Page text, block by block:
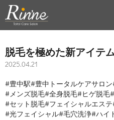
脱毛を極めた新アイテ
2025.04.21
#豊中駅#豊中トータルケアサロン
#メンズ脱毛#全身脱毛#ヒゲ脱毛
#セット脱毛#フェイシャルエステ
#光フェイシャル#毛穴洗浄#ハイ